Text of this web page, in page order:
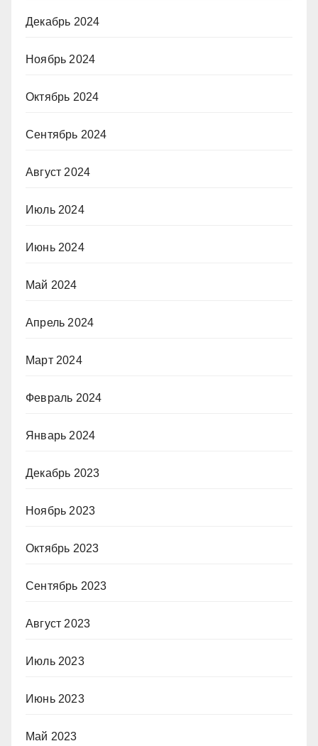
Декабрь 2024
Ноябрь 2024
Октябрь 2024
Сентябрь 2024
Август 2024
Июль 2024
Июнь 2024
Май 2024
Апрель 2024
Март 2024
Февраль 2024
Январь 2024
Декабрь 2023
Ноябрь 2023
Октябрь 2023
Сентябрь 2023
Август 2023
Июль 2023
Июнь 2023
Май 2023